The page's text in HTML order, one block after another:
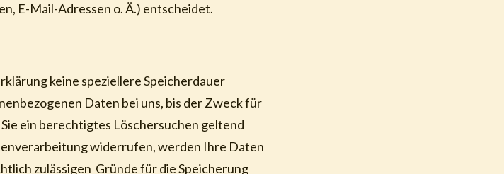
E-Mail-Adressen o. Ä.) entscheidet.
keine speziellere Speicherdauer
Daten bei uns, bis der Zweck für
ein berechtigtes Löschersuchen geltend
widerrufen, werden Ihre Daten
zulässigen Gründe für die Speicherung